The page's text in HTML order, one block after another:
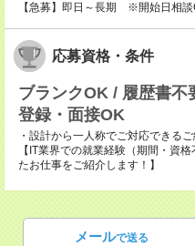
【急募】即日～長期 ※開始日相
応募資格・条件
ブランクOK / 履歴書
登録・面接OK
・設計から一人称でご対応できる
【IT業界での就業経験（期間・資
たお仕事をご紹介します！】
メールで送る